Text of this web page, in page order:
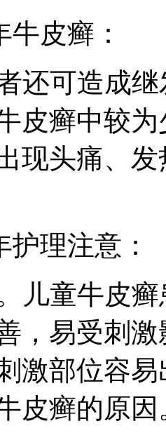
皮癣：
还可造成继
皮癣中较
现头痛、
理注意：
儿童牛皮癣
，易受刺
激部位容
牛皮癣的